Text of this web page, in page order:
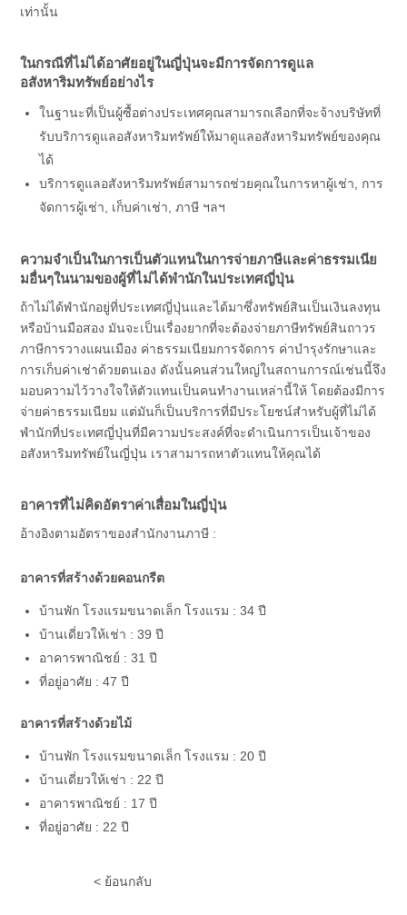
เท่านั้น
ในกรณีที่ไม่ได้อาศัยอยู่ในญี่ปุ่นจะมีการจัดการดูแล
อสังหาริมทรัพย์อย่างไร
ในฐานะที่เป็นผู้ซื้อต่างประเทศคุณสามารถเลือกที่จะจ้างบริษัทที่
รับบริการดูแลอสังหาริมทรัพย์ให้มาดูแลอสังหาริมทรัพย์ของคุณ
ได้
บริการดูแลอสังหาริมทรัพย์สามารถช่วยคุณในการหาผู้เช่า, การ
จัดการผู้เช่า, เก็บค่าเช่า, ภาษี ฯลฯ
ความจำเป็นในการเป็นตัวแทนในการจ่ายภาษีและค่าธรรมเนีย
มอื่นๆในนามของผู้ที่ไม่ได้พำนักในประเทศญี่ปุ่น
ถ้าไม่ได้พำนักอยู่ที่ประเทศญี่ปุ่นและได้มาซึ่งทรัพย์สินเป็นเงินลงทุน
หรือบ้านมือสอง มันจะเป็นเรื่องยากที่จะต้องจ่ายภาษีทรัพย์สินถาวร
ภาษีการวางแผนเมือง ค่าธรรมเนียมการจัดการ ค่าบำรุงรักษาและ
การเก็บค่าเช่าด้วยตนเอง ดังนั้นคนส่วนใหญ่ในสถานการณ์เช่นนี้จึง
มอบความไว้วางใจให้ตัวแทนเป็นคนทำงานเหล่านี้ให้ โดยต้องมีการ
จ่ายค่าธรรมเนียม แต่มันก็เป็นบริการที่มีประโยชน์สำหรับผู้ที่ไม่ได้
พำนักที่ประเทศญี่ปุ่นที่มีความประสงค์ที่จะดำเนินการเป็นเจ้าของ
อสังหาริมทรัพย์ในญี่ปุ่น เราสามารถหาตัวแทนให้คุณได้
อาคารที่ไม่คิดอัตราค่าเสื่อมในญี่ปุ่น
อ้างอิงตามอัตราของสำนักงานภาษี :
อาคารที่สร้างด้วยคอนกรีต
บ้านพัก โรงแรมขนาดเล็ก โรงแรม : 34 ปี
บ้านเดี่ยวให้เช่า : 39 ปี
อาคารพาณิชย์ : 31 ปี
ที่อยู่อาศัย : 47 ปี
อาคารที่สร้างด้วยไม้
บ้านพัก โรงแรมขนาดเล็ก โรงแรม : 20 ปี
บ้านเดี่ยวให้เช่า : 22 ปี
อาคารพาณิชย์ : 17 ปี
ที่อยู่อาศัย : 22 ปี
< ย้อนกลับ